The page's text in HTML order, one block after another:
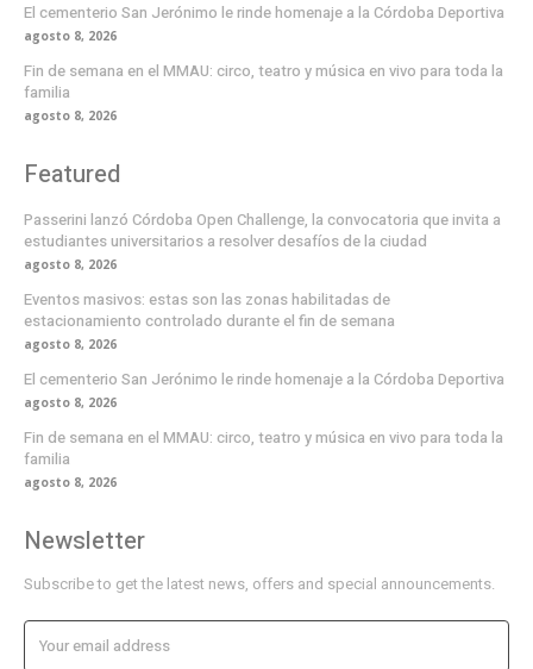
El cementerio San Jerónimo le rinde homenaje a la Córdoba Deportiva
agosto 8, 2026
Fin de semana en el MMAU: circo, teatro y música en vivo para toda la
familia
agosto 8, 2026
Featured
Passerini lanzó Córdoba Open Challenge, la convocatoria que invita a
estudiantes universitarios a resolver desafíos de la ciudad
agosto 8, 2026
Eventos masivos: estas son las zonas habilitadas de
estacionamiento controlado durante el fin de semana
agosto 8, 2026
El cementerio San Jerónimo le rinde homenaje a la Córdoba Deportiva
agosto 8, 2026
Fin de semana en el MMAU: circo, teatro y música en vivo para toda la
familia
agosto 8, 2026
Newsletter
Subscribe to get the latest news, offers and special announcements.